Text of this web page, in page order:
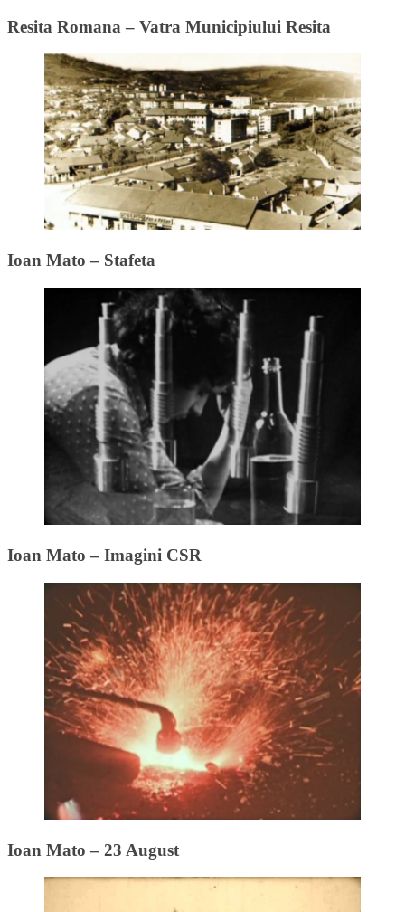
Resita Romana – Vatra Municipiului Resita
Ioan Mato – Stafeta
Ioan Mato – Imagini CSR
Ioan Mato – 23 August